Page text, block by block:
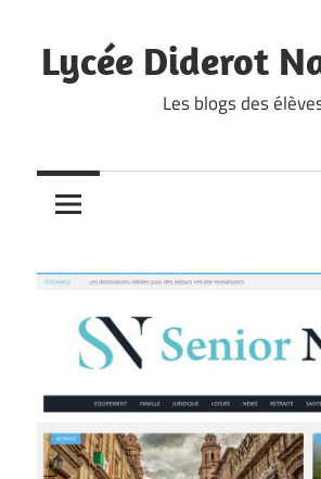
to
content
Lycée Diderot
Les blogs des